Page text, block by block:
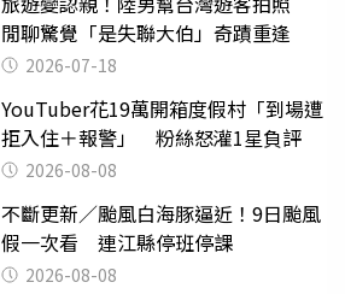
閒聊驚覺「是失聯大伯」奇蹟重逢
2026-07-18
YouTuber花19萬開箱度假村「到場遭
拒入住＋報警」 粉絲怒灌1星負評
2026-08-08
不斷更新／颱風白海豚逼近！9日颱風
假一次看 連江縣停班停課
2026-08-08